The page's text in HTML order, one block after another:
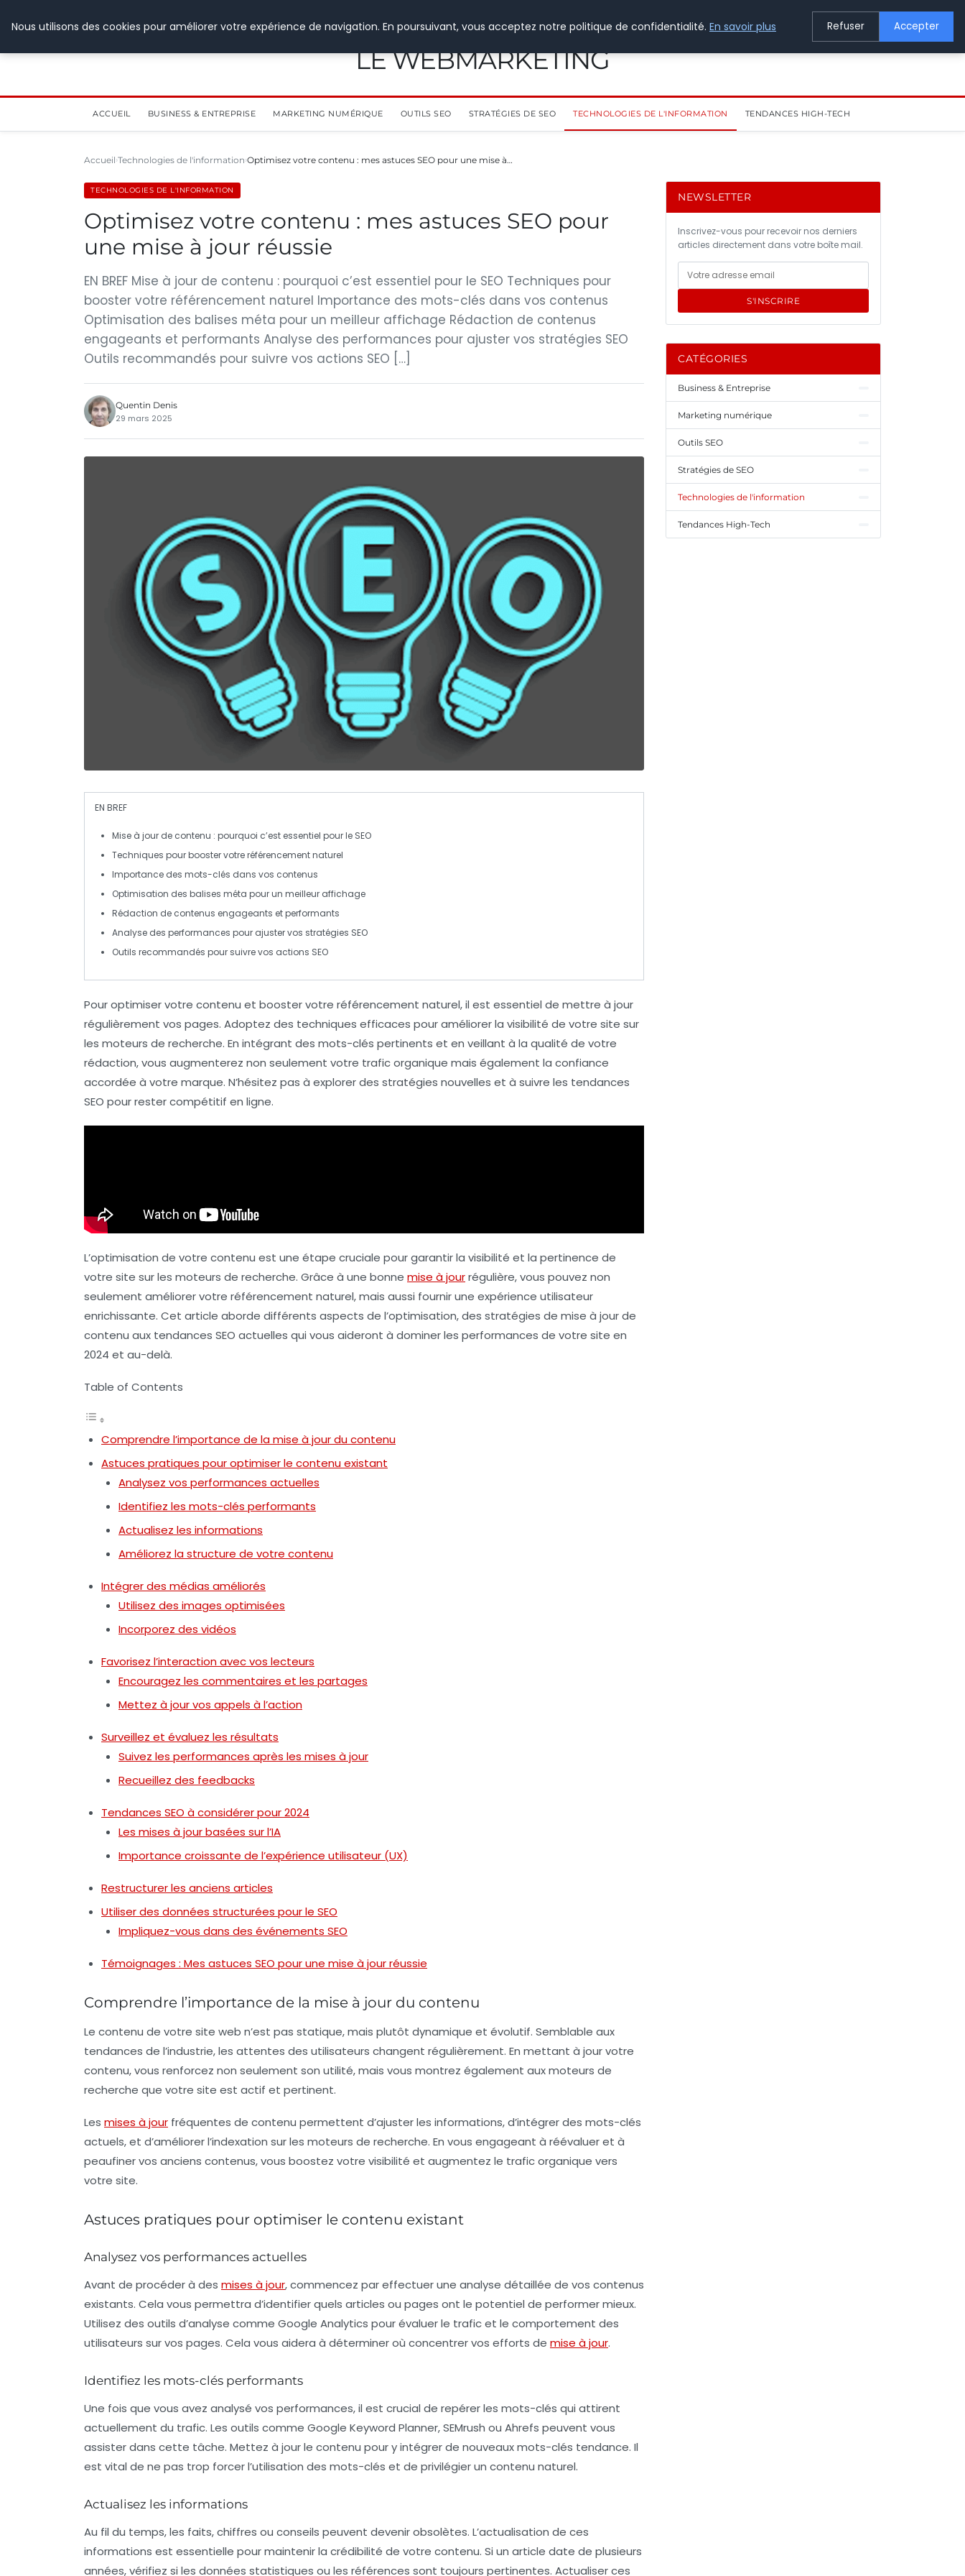
LE WEBMARKETING
ACCUEIL BUSINESS & ENTREPRISE MARKETING NUMÉRIQUE OUTILS SEO STRATÉGIES DE SEO TECHNOLOGIES DE L'INFORMATION TENDANCES HIGH-TECH
Accueil Technologies de l'information Optimisez votre contenu : mes astuces SEO pour une mise à…
TECHNOLOGIES DE L'INFORMATION
Optimisez votre contenu : mes astuces SEO pour
une mise à jour réussie
EN BREF Mise à jour de contenu : pourquoi c’est essentiel pour le SEO Techniques pour
booster votre référencement naturel Importance des mots-clés dans vos contenus
Optimisation des balises méta pour un meilleur affichage Rédaction de contenus
engageants et performants Analyse des performances pour ajuster vos stratégies SEO
Outils recommandés pour suivre vos actions SEO […]
Quentin Denis
29 mars 2025
EN BREF
Mise à jour de contenu : pourquoi c’est essentiel pour le SEO
Techniques pour booster votreréférencement naturel
Importance des mots-clés dans vos contenus
Optimisation des balises méta pour un meilleur affichage
Rédaction de contenus engageants etperformants
Analyse des performances pour ajuster vos stratégies SEO
Outils recommandés pour suivre vos actions SEO
Pouroptimiser votre contenu et booster votre référencement naturel, il est essentiel de mettre à jour
régulièrement vos pages. Adoptez des techniques efficaces pouraméliorer la visibilité de votre site sur
les moteurs de recherche. En intégrant des mots-clés pertinents et en veillant à la qualité de votre
rédaction, vous augmenterez non seulement votre trafic organique mais également la confiance
accordée à votre marque. N’hésitez pas à explorer des stratégies nouvelles et à suivre les tendances
SEO pour rester compétitif en ligne.
L’optimisation de votre contenu est une étape cruciale pour garantir la visibilité et la pertinence de
votre site sur les moteurs de recherche. Grâce à une bonne mise à jourrégulière, vous pouvez non
seulement améliorer votre référencement naturel, mais aussi fournir une expérience utilisateur
enrichissante. Cet article aborde différents aspects de l’optimisation, des stratégies de mise à jour de
contenu aux tendances SEO actuelles qui vous aideront à dominer les performances de votre site en
2024 et au-delà.
Table of Contents
Comprendre l’importance de la mise à jour du contenu
Astuces pratiques pour optimiser le contenu existant
Analysez vos performances actuelles
Identifiez les mots-clés performants
Actualisez les informations
Améliorez la structure de votre contenu
Intégrer des médias améliorés
Utilisez des images optimisées
Incorporez des vidéos
Favorisez l’interaction avec vos lecteurs
Encouragez les commentaires et les partages
Mettez à jour vos appels à l’action
Surveillez et évaluez les résultats
Suivez les performances après les mises à jour
Recueillez des feedbacks
Tendances SEO à considérer pour 2024
Les mises à jour basées sur l’IA
Importance croissante de l’expérience utilisateur (UX)
Restructurer les anciens articles
Utiliser des données structurées pour le SEO
Impliquez-vous dans des événements SEO
Témoignages : Mes astuces SEO pour une mise à jour réussie
Comprendre l’importance de la mise à jour du contenu
Le contenu de votre site web n’est pas statique, mais plutôt dynamique et évolutif. Semblable aux
tendances de l’industrie, les attentes des utilisateurs changent régulièrement. En mettant à jour votre
contenu, vous renforcez non seulement son utilité, mais vous montrez également aux moteurs de
recherche que votre site est actif et pertinent.
Les mises à jour fréquentes de contenu permettent d’ajuster les informations, d’intégrer des mots-clés
actuels, et d’améliorer l’indexation sur les moteurs de recherche. En vous engageant à réévaluer et à
peaufiner vos anciens contenus, vous boostez votre visibilité et augmentez le trafic organique vers
votre site.
Astuces pratiques pour optimiser le contenu existant
Analysez vos performances actuelles
Avant de procéder à des mises à jour, commencez par effectuer une analyse détaillée de vos contenus
existants. Cela vous permettra d’identifier quels articles ou pages ont le potentiel de performer mieux.
Utilisez des outils d’analyse comme Google Analytics pour évaluer le trafic et le comportement des
utilisateurs sur vos pages. Cela vous aidera à déterminer où concentrer vos efforts de mise à jour.
Identifiez les mots-clés performants
Une fois que vous avez analysé vos performances, il est crucial de repérer les mots-clés qui attirent
actuellement du trafic. Les outils comme Google Keyword Planner, SEMrush ou Ahrefs peuvent vous
assister dans cette tâche. Mettez à jour le contenu pour y intégrer de nouveaux mots-clés tendance. Il
est vital de ne pas trop forcer l’utilisation des mots-clés et de privilégier un contenu naturel.
Actualisez les informations
Au fil du temps, les faits, chiffres ou conseils peuvent devenir obsolètes. L’actualisation de ces
informations est essentielle pour maintenir la crédibilité de votre contenu. Si un article date de plusieurs
années, vérifiez si les données statistiques ou les références sont toujours pertinentes. Actualiser ces
NEWSLETTER
Inscrivez-vous pour recevoir nos derniers
articles directement dans votre boîte mail.
S'INSCRIRE
CATÉGORIES
Business & Entreprise
Marketing numérique
Outils SEO
Stratégies de SEO
Technologies de l'information
Tendances High-Tech
Nous utilisons des cookies pour améliorer votre expérience de navigation. En poursuivant, vous acceptez notre politique de confidentialité. En savoir plus Refuser Accepter